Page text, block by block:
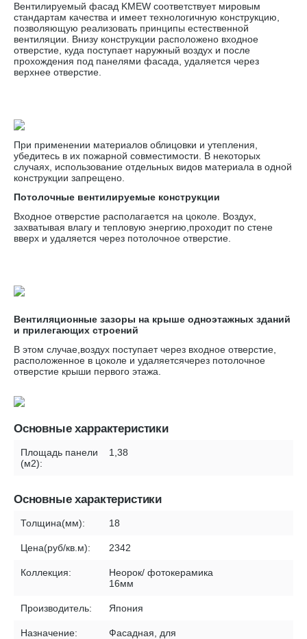
Вентилируемый фасад KMEW соответствует мировым
стандартам качества и имеет технологичную конструкцию,
позволяющую реализовать принципы естественной
вентиляции. Внизу конструкции расположено входное
отверстие, куда поступает наружный воздух и после
прохождения под панелями фасада, удаляется через
верхнее отверстие.
При применении материалов облицовки и утепления,
убедитесь в их пожарной совместимости. В некоторых
случаях, использование отдельных видов материала в одной
конструкции запрещено.
Потолочные вентилируемые конструкции
Входное отверстие располагается на цоколе. Воздух,
захватывая влагу и тепловую энергию,проходит по стене
вверх и удаляется через потолочное отверстие.
Вентиляционные зазоры на крыше одноэтажных зданий
и прилегающих строений
В этом случае,воздух поступает через входное отверстие,
расположенное в цоколе и удаляетсячерез потолочное
отверстие крыши первого этажа.
Основные харрактеристики
Площадь панели
(м2):
1,38
Основные характеристики
Толщина(мм): 18
Цена(руб/кв.м): 2342
Коллекция:
Неорок/ фотокерамика
16мм
Производитель: Япония
Назначение:
Фасадная, для